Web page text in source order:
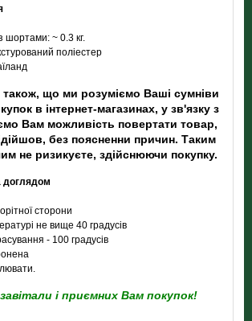
шортами: ~ 0.3 кг.
поліестер
також, що ми розуміємо Ваші сумніви
в інтернет-магазинах, у зв'язку з
Вам можливість повертати товар,
без поясненни причин. Таким
не ризикуєте, здійснюючи покупку.
доглядом
сторони
не вище 40 градусів
- 100 градусів
і приємних Вам покупок!